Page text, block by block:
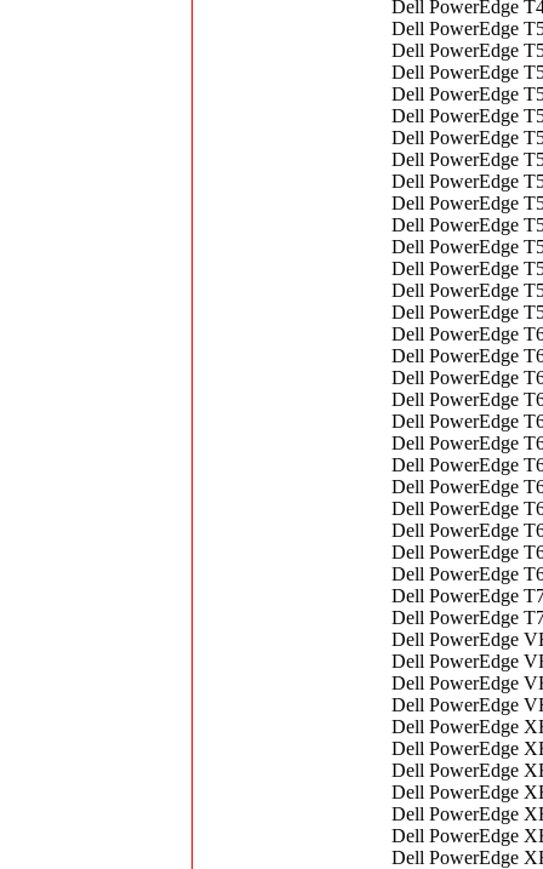
Dell PowerEdge
Dell PowerEdge
Dell PowerEdge
Dell PowerEdge
Dell PowerEdge
Dell PowerEdge
Dell PowerEdge
Dell PowerEdge
Dell PowerEdge
Dell PowerEdge
Dell PowerEdge
Dell PowerEdge
Dell PowerEdge
Dell PowerEdge
Dell PowerEdge
Dell PowerEdge
Dell PowerEdge
Dell PowerEdge
Dell PowerEdge
Dell PowerEdge
Dell PowerEdge
Dell PowerEdge
Dell PowerEdge
Dell PowerEdge
Dell PowerEdge
Dell PowerEdge
Dell PowerEdge
Dell PowerEdge
Dell PowerEdge
Dell PowerEdge
Dell PowerEdge
Dell PowerEdge
Dell PowerEdge
Dell PowerEdge
Dell PowerEdge
Dell PowerEdge
Dell PowerEdge
Dell PowerEdge
Dell PowerEdge
Dell PowerEdge